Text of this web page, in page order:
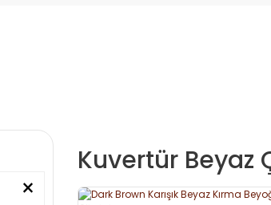
×
Kuvertür Beyaz